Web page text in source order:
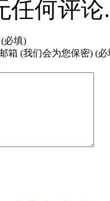
任何评论.
必填)
箱 (我们会为您保密) (必